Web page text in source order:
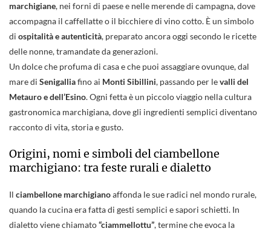
marchigiane, nei forni di paese e nelle merende di campagna, dove
accompagna il caffellatte o il bicchiere di vino cotto. È un simbolo
di ospitalità e autenticità, preparato ancora oggi secondo le ricette
delle nonne, tramandate da generazioni.
Un dolce che profuma di casa e che puoi assaggiare ovunque, dal
mare di Senigalliafino ai Monti Sibillini, passando per levalli del
Metauroe dell’Esino. Ogni fetta è un piccolo viaggio nella cultura
gastronomica marchigiana, dove gli ingredienti semplici diventano
racconto di vita, storia e gusto.
Origini, nomi e simboli del ciambellone
marchigiano: tra feste rurali e dialetto
Il ciambellone marchigianoaffonda le sue radici nel mondo rurale,
quando la cucina era fatta di gesti semplici e sapori schietti. In
dialetto viene chiamato“ciammellottu”, termine che evoca la